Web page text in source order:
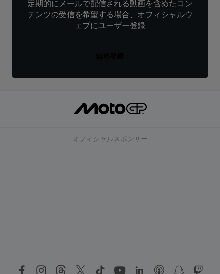
定期的にメールで配信される動画を含めたコン
テンツの受信を希望する場合、オフィシャルウ
ェブにユーザー登録
オフィシャルスポンサー